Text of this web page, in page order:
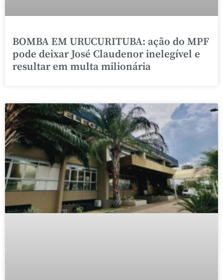
BOMBA EM URUCURITUBA: ação do MPF
pode deixar José Claudenor inelegível e
resultar em multa milionária